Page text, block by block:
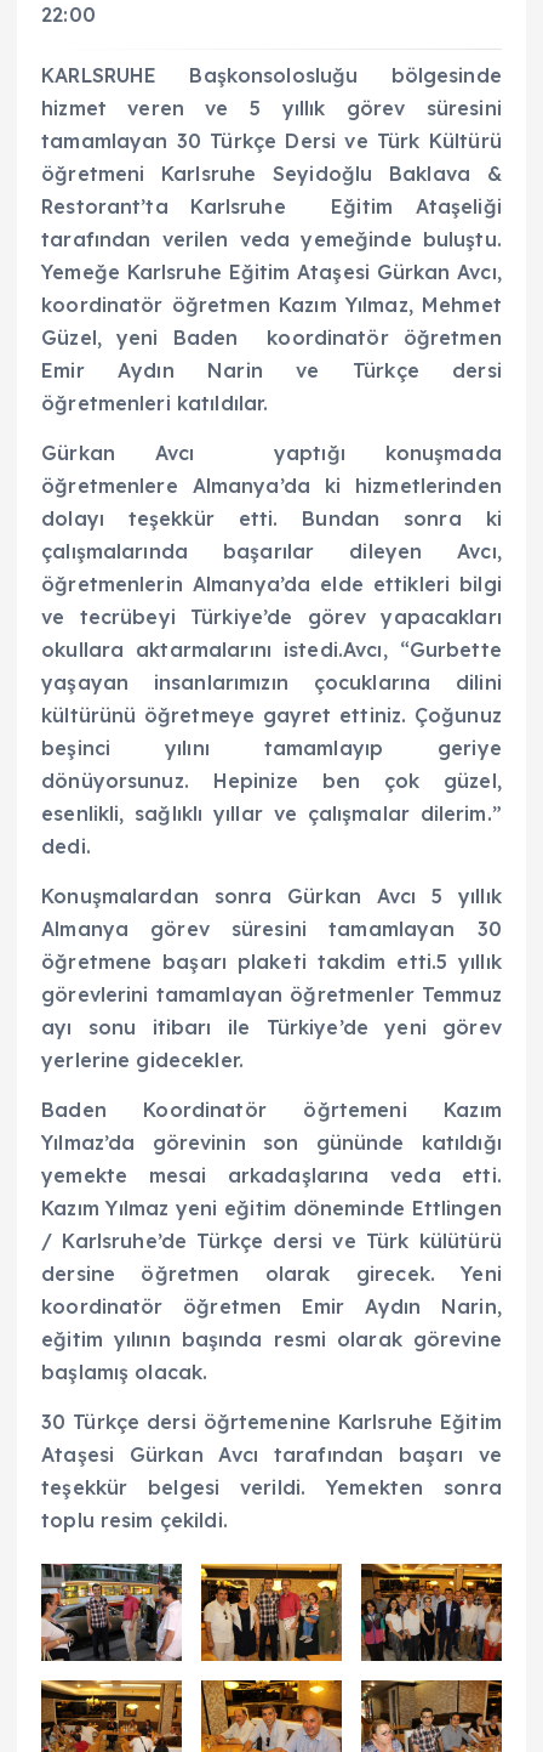
22:00
KARLSRUHE Başkonsolosluğu bölgesinde
hizmet veren ve 5 yıllık görev süresini
tamamlayan 30 Türkçe Dersi ve Türk Kültürü
öğretmeni Karlsruhe Seyidoğlu Baklava &
Restorant’ta Karlsruhe Eğitim Ataşeliği
tarafından verilen veda yemeğinde buluştu.
Yemeğe Karlsruhe Eğitim Ataşesi Gürkan Avcı,
koordinatör öğretmen Kazım Yılmaz, Mehmet
Güzel, yeni Baden koordinatör öğretmen
Emir Aydın Narin ve Türkçe dersi
öğretmenleri katıldılar.
Gürkan Avcı yaptığı konuşmada
öğretmenlere Almanya’da ki hizmetlerinden
dolayı teşekkür etti. Bundan sonra ki
çalışmalarında başarılar dileyen Avcı,
öğretmenlerin Almanya’da elde ettikleri bilgi
ve tecrübeyi Türkiye’de görev yapacakları
okullara aktarmalarını istedi.Avcı, “Gurbette
yaşayan insanlarımızın çocuklarına dilini
kültürünü öğretmeye gayret ettiniz. Çoğunuz
beşinci yılını tamamlayıp geriye
dönüyorsunuz. Hepinize ben çok güzel,
esenlikli, sağlıklı yıllar ve çalışmalar dilerim.”
dedi.
Konuşmalardan sonra Gürkan Avcı 5 yıllık
Almanya görev süresini tamamlayan 30
öğretmene başarı plaketi takdim etti.5 yıllık
görevlerini tamamlayan öğretmenler Temmuz
ayı sonu itibarı ile Türkiye’de yeni görev
yerlerine gidecekler.
Baden Koordinatör öğrtemeni Kazım
Yılmaz’da görevinin son gününde katıldığı
yemekte mesai arkadaşlarına veda etti.
Kazım Yılmaz yeni eğitim döneminde Ettlingen
/ Karlsruhe’de Türkçe dersi ve Türk külütürü
dersine öğretmen olarak girecek. Yeni
koordinatör öğretmen Emir Aydın Narin,
eğitim yılının başında resmi olarak görevine
başlamış olacak.
30 Türkçe dersi öğrtemenine Karlsruhe Eğitim
Ataşesi Gürkan Avcı tarafından başarı ve
teşekkür belgesi verildi. Yemekten sonra
toplu resim çekildi.